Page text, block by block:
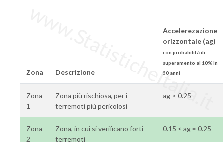
Zona Descrizione
Accelerezazione
orizzontale (ag)
con probabilità di
superamento al 10% in
50 anni
Zona
1
Zona più rischiosa, per i
terremoti più pericolosi
ag > 0.25
Zona
2
Zona, in cui si verificano forti
terremoti
0.15 < ag ≤ 0.25
www.StatisticheItalia.it